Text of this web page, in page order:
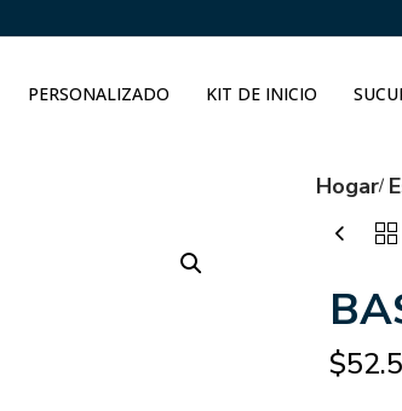
PERSONALIZADO KIT DE INICIO
Hogar
$